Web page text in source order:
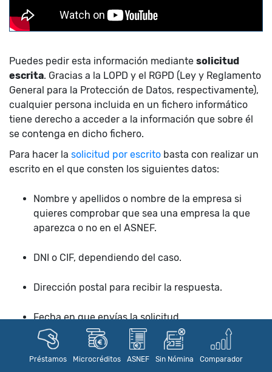
Préstamos Microcréditos ASNEF Sin Nómina Comparador
Puedes pedir esta información mediante solicitud
escrita. Gracias a la LOPD y el RGPD (Ley y Reglamento
General para la Protección de Datos, respectivamente),
cualquier persona incluida en un fichero informático
tiene derecho a acceder a la información que sobre él
se contenga en dicho fichero.
Para hacer la solicitud por escrito basta con realizar un
escrito en el que consten los siguientes datos:
Nombre y apellidos o nombre de la empresa si
quieres comprobar que sea una empresa la que
aparezca o no en el ASNEF.
DNI o CIF, dependiendo del caso.
Dirección postal para recibir la respuesta.
Fecha en que envías la solicitud
Firma del solicitante o del representante legal de
la empresa en su caso.